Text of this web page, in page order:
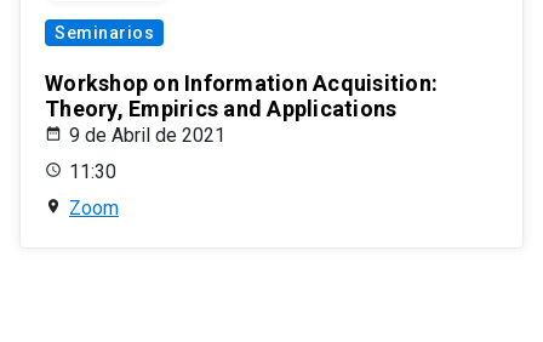
Seminarios
Workshop on Information Acquisition:
Theory, Empirics and Applications
9 de Abril de 2021
11:30
Zoom